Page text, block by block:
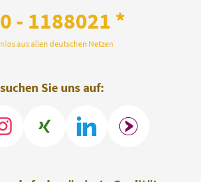
- 1188021 *
aus allen deutschen Netzen
Sie uns auf: